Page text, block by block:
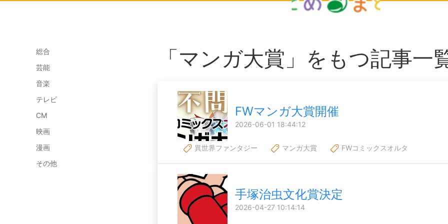
総合
芸能
音楽
テレビ
CM
映画
漫画
その他
「マンガ大賞」をもつ記事一
FWマンガ大賞開催
2026-06-01 18:44:12
異世界ファンタジー マンガ大賞 FWコミックスオルタ
手塚治虫文化賞決定
2026-04-27 10:14:14